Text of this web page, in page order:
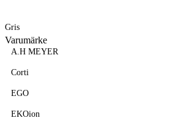
Gris
Varumärke
A.H MEYER
Corti
EGO
EKOion